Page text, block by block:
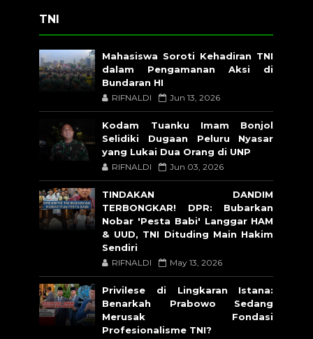
TNI
Mahasiswa Soroti Kehadiran TNI
dalam Pengamanan Aksi di
Bundaran HI
RIFNALDI Jun 13, 2026
Kodam Tuanku Imam Bonjol
Selidiki Dugaan Peluru Nyasar
yang Lukai Dua Orang di UNP
RIFNALDI Jun 03, 2026
TINDAKAN DANDIM
TERBONGKAR! DPR: Bubarkan
Nobar 'Pesta Babi' Langgar HAM
& UUD, TNI Dituding Main Hakim
Sendiri
RIFNALDI May 13, 2026
Privilese di Lingkaran Istana:
Benarkah Prabowo Sedang
Merusak Fondasi
Profesionalisme TNI?